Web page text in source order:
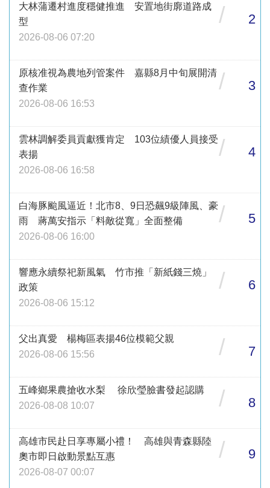
大林蒲遷村進度穩健推進 安置地街廓道路成
型
2026-08-06 07:20
/ 2
原核准視為農地列管案件 嘉縣8月中旬展開清
查作業
2026-08-06 16:53
/ 3
雲林調解委員貢獻獲肯定 103位績優人員接受
表揚
2026-08-06 16:58
/ 4
白海豚颱風逼近！北市8、9日恐飆9級陣風、豪
雨 蔣萬安指示「料敵從寬」全面整備
2026-08-06 16:00
/ 5
響應永續祭祀新風氣 竹市推「新紙錢三燒」
政策
2026-08-06 15:12
/ 6
父出真愛 楊梅區表揚46位模範父親
2026-08-06 15:56
/ 7
五峰鄉果農搶收水梨 徐欣瑩臉書發起認購
2026-08-08 10:07
/ 8
高雄市民赴日享專屬小禮！ 高雄與青森縣陸
奧市即日啟動景點互惠
2026-08-07 00:07
/ 9